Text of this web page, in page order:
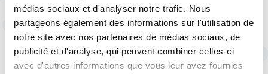
médias sociaux et d'analyser notre trafic. Nous
partageons également des informations sur l'utilisation de
notre site avec nos partenaires de médias sociaux, de
publicité et d'analyse, qui peuvent combiner celles-ci
avec d'autres informations que vous leur avez fournies
En 2020, Business France publie sonBilan des
investissements internationaux en France. Au
travers d’arguments économiques et fiscaux,
la structure explique que malgré la crise du